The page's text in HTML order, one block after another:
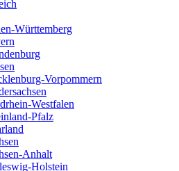
Württemberg
Vorpommern
Westfalen
Pfalz
Anhalt
Holstein